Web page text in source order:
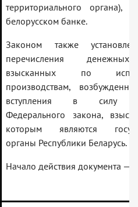
территориального органа),
белорусском банке.
Законом также
перечисления денежных
взысканных по
производствам,
вступления в силу
Федерального закона,
которым являются
органы Республики Беларусь.
Начало действия документа —